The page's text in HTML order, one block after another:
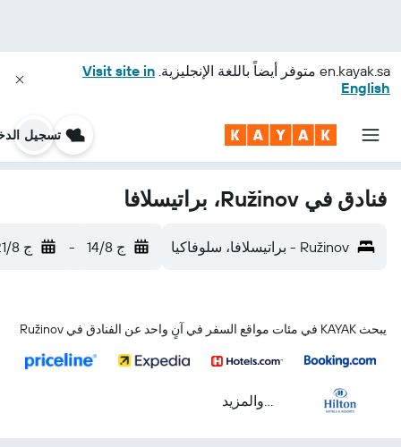
en.kayak.sa متوفر أيضاً باللغة الإنجليزية. Visit site in
English
تسجيل
فنادق في Ružinov، براتيسلافا
Ružinov - براتيسلافا، سلوفاكيا ج 14/8 - ج 21/8
يبحث KAYAK في مئات مواقع السفر في آنٍ واحد عن الفنادق في Ružinov
...والمزيد